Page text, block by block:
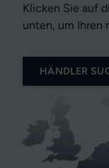
Klicken Sie auf
unten, um Ihren
HÄNDLER